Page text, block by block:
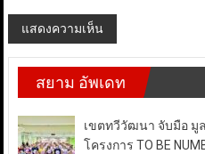
สยาม อัพเดท
เขตทวีวัฒนา จับมือ มู
โครงการ TO BE